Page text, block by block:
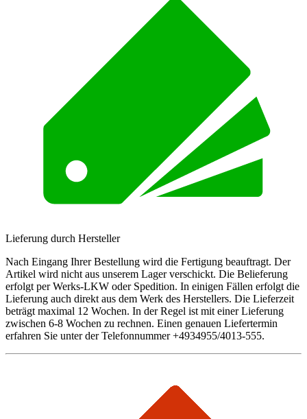
Lieferung durch Hersteller
Nach Eingang Ihrer Bestellung wird die Fertigung beauftragt. Der
Artikel wird nicht aus unserem Lager verschickt. Die Belieferung
erfolgt per Werks-LKW oder Spedition. In einigen Fällen erfolgt die
Lieferung auch direkt aus dem Werk des Herstellers. Die Lieferzeit
beträgt maximal 12 Wochen. In der Regel ist mit einer Lieferung
zwischen 6-8 Wochen zu rechnen. Einen genauen Liefertermin
erfahren Sie unter der Telefonnummer +4934955/4013-555.